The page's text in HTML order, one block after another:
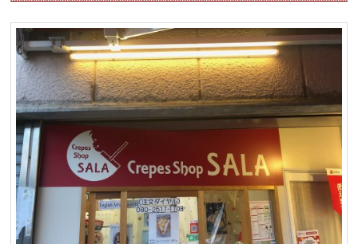
テ
ン
ツ
へ
移
動
ン
ツ
へ
移
動